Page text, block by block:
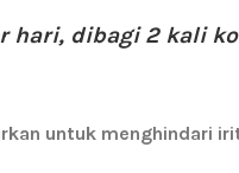
hari, dibagi 2 kali
untuk menghindari